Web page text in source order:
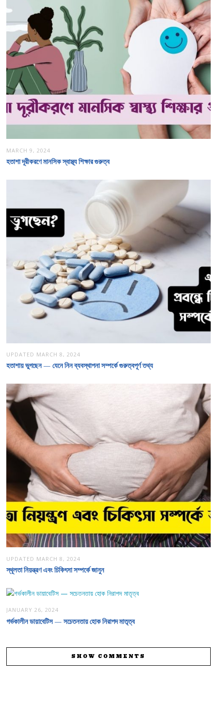
MARCH 9, 2024
হতাশা দূরীকরণে মানসিক স্বাস্থ্য শিক্ষার গুরুত্ব
UPDATED MARCH 8, 2024
হতাশায় ভুগছেন — যেনে নিন ব্যবস্থাপনা সম্পর্কে গুরুত্বপূর্ণ তথ্য
UPDATED MARCH 8, 2024
স্থূলতা নিয়ন্ত্রণ এবং চিকিৎসা সম্পর্কে জানুন
JANUARY 26, 2024
গর্ভকালীন ডায়াবেটিস — সচেতনতায় হোক নিরাপদ মাতৃত্ব
SHOW COMMENTS